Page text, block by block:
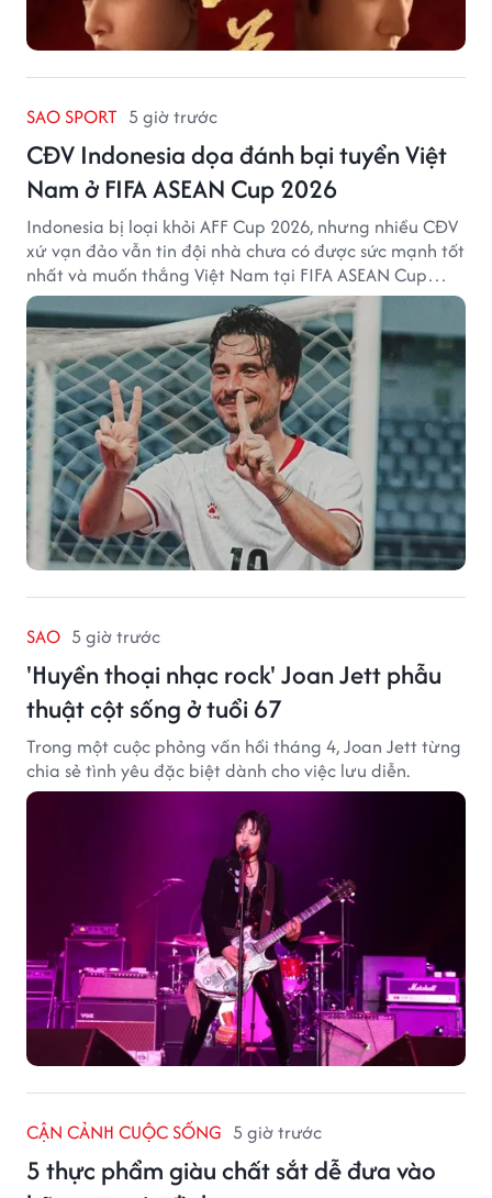
SAO SPORT 5 giờ trước
CĐV Indonesia dọa đánh bại tuyển Việt
Nam ở FIFA ASEAN Cup 2026
Indonesia bị loại khỏi AFF Cup 2026, nhưng nhiều CĐV
xứ vạn đảo vẫn tin đội nhà chưa có được sức mạnh tốt
nhất và muốn thắng Việt Nam tại FIFA ASEAN Cup
2026.
SAO 5 giờ trước
'Huyền thoại nhạc rock' Joan Jett phẫu
thuật cột sống ở tuổi 67
Trong một cuộc phỏng vấn hồi tháng 4, Joan Jett từng
chia sẻ tình yêu đặc biệt dành cho việc lưu diễn.
CẬN CẢNH CUỘC SỐNG 5 giờ trước
5 thực phẩm giàu chất sắt dễ đưa vào